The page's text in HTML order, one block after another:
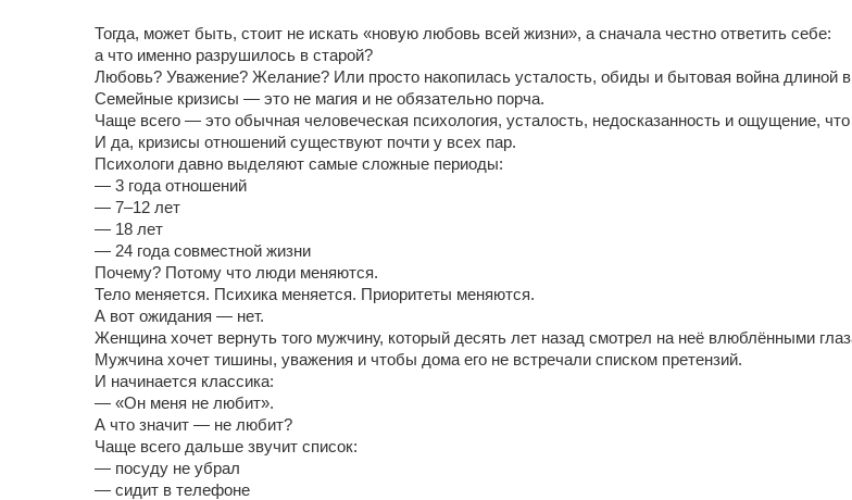
Тогда, может быть, стоит не искать «новую любовь всей жизни», а сначала честно ответить себе:
а что именно разрушилось в старой?
Любовь? Уважение? Желание? Или просто накопилась усталость, обиды и бытовая война длиной
Семейные кризисы — это не магия и не обязательно порча.
Чаще всего — это обычная человеческая психология, усталость, недосказанность и ощущение,
И да, кризисы отношений существуют почти у всех пар.
Психологи давно выделяют самые сложные периоды:
— 3 года отношений
— 7–12 лет
— 18 лет
— 24 года совместной жизни
Почему? Потому что люди меняются.
Тело меняется. Психика меняется. Приоритеты меняются.
А вот ожидания — нет.
Женщина хочет вернуть того мужчину, который десять лет назад смотрел на неё влюблёнными
Мужчина хочет тишины, уважения и чтобы дома его не встречали списком претензий.
И начинается классика:
— «Он меня не любит».
А что значит — не любит?
Чаще всего дальше звучит список:
— посуду не убрал
— сидит в телефоне